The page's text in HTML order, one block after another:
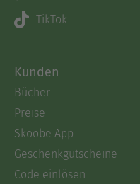
TikTok
Kunden
Bücher
Preise
Skoobe App
Geschenkgutscheine
Code einlösen